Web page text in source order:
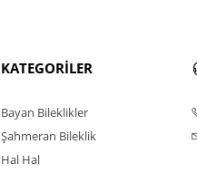
KATEGORİLER
Bayan Bileklikler
Şahmeran Bileklik
Hal Hal